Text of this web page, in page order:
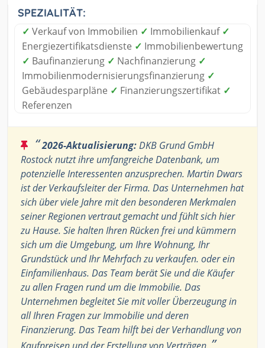
SPEZIALITÄT:
✓ Verkauf von Immobilien ✓ Immobilienkauf ✓
Energiezertifikatsdienste ✓ Immobilienbewertung
✓ Baufinanzierung ✓ Nachfinanzierung ✓
Immobilienmodernisierungsfinanzierung ✓
Gebäudesparpläne ✓ Finanzierungszertifikat ✓
Referenzen
“2026-Aktualisierung:DKB Grund GmbH
Rostock nutzt ihre umfangreiche Datenbank, um
potenzielle Interessenten anzusprechen. Martin Dwars
ist der Verkaufsleiter der Firma. Das Unternehmen hat
sich über viele Jahre mit den besonderen Merkmalen
seiner Regionen vertraut gemacht und fühlt sich hier
zu Hause. Sie halten Ihren Rücken frei und kümmern
sich um die Umgebung, um Ihre Wohnung, Ihr
Grundstück und Ihr Mehrfach zu verkaufen. oder ein
Einfamilienhaus. Das Team berät Sie und die Käufer
zu allen Fragen rund um die Immobilie. Das
Unternehmen begleitet Sie mit voller Überzeugung in
all Ihren Fragen zur Immobilie und deren
Finanzierung. Das Team hilft bei der Verhandlung von
”